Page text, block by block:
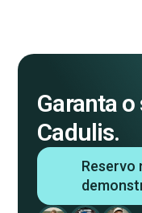
Garanta
Cadulis.
Reservo